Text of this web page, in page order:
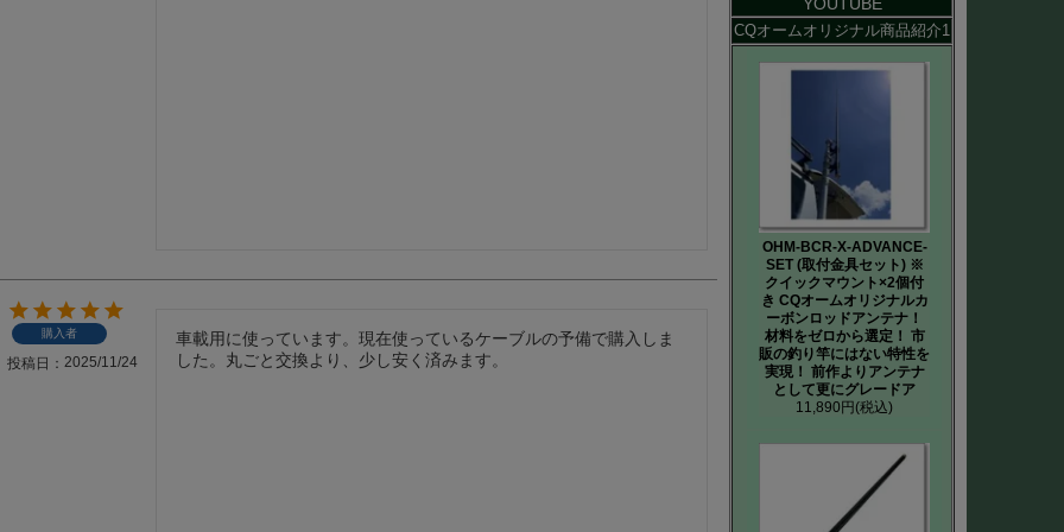
購入者
投稿日 2025/11/24
車載用に使っています。現在使っているケーブルの予備で購入しま
した。丸ごと交換より、少し安く済みます。
CQオームオリジナル商品紹介1
OHM-BCR-X-ADVANCE-
SET (取付金具セット) ※
クイックマウント×2個付
き CQオームオリジナルカ
ーボンロッドアンテナ！
材料をゼロから選定！ 市
販の釣り竿にはない特性を
実現！ 前作よりアンテナ
として更にグレードア
11,890円(税込)